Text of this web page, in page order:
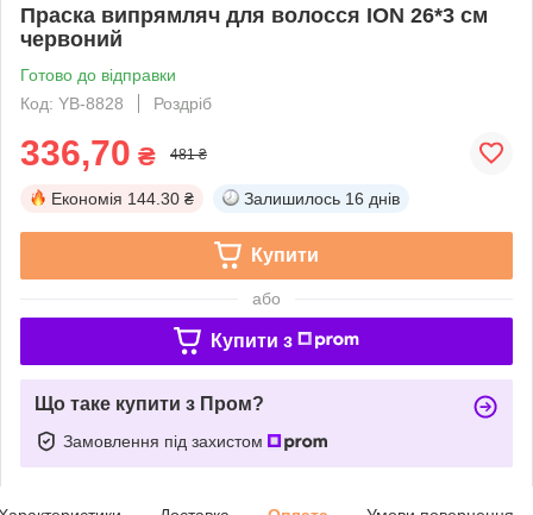
Праска випрямляч для волосся ION 26*3 см
червоний
Готово до відправки
Код: YB-8828
Роздріб
336,70 ₴ 481 ₴
Економія 144.30 ₴ Залишилось 16 днів
Купити
або
Купити з
Що таке купити з Пром?
Замовлення під захистом